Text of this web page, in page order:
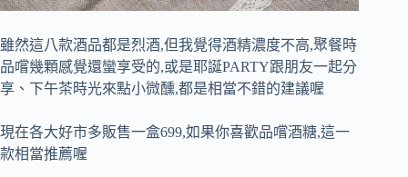
雖然這八款酒品都是烈酒,但我覺得酒精濃度不高,聚餐時
品嚐幾顆感覺還蠻享受的,或是耶誕PARTY跟朋友一起分
享、下午茶時光來點小微醺,都是相當不錯的建議喔
現在各大好市多販售一盒699,如果你喜歡品嚐酒糖,這一
款相當推薦喔